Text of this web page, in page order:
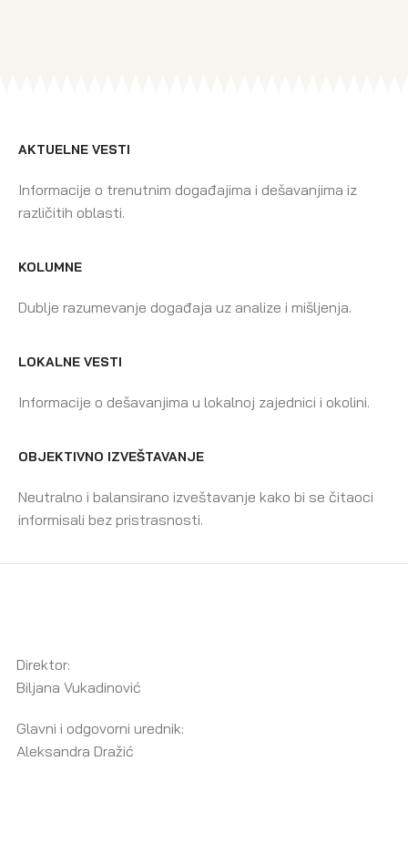
AKTUELNE VESTI
Informacije o trenutnim događajima i dešavanjima iz
različitih oblasti.
KOLUMNE
Dublje razumevanje događaja uz analize i mišljenja.
LOKALNE VESTI
Informacije o dešavanjima u lokalnoj zajednici i okolini.
OBJEKTIVNO IZVEŠTAVANJE
Neutralno i balansirano izveštavanje kako bi se čitaoci
informisali bez pristrasnosti.
Direktor:
Biljana Vukadinović
Glavni i odgovorni urednik:
Aleksandra Dražić